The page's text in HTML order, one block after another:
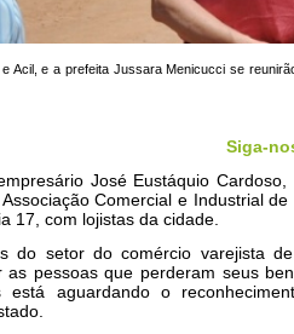
Acil, e a prefeita Jussara Menicucci se
Siga-
José Eustáquio
Comercial e Industrial
17, com lojistas da cidade.
do setor do comércio varejista
pessoas que perderam seus
aguardando o